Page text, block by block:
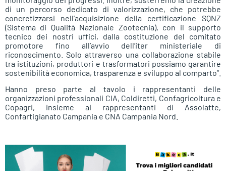
di un percorso dedicato di valorizzazione, che potrebbe
concretizzarsi nell’acquisizione della certificazione SQNZ
(Sistema di Qualità Nazionale Zootecnia), con il supporto
tecnico dei nostri uffici, dalla costituzione del comitato
promotore fino all’avvio dell’iter ministeriale di
riconoscimento. Solo attraverso una collaborazione stabile
tra istituzioni, produttori e trasformatori possiamo garantire
sostenibilità economica, trasparenza e sviluppo al comparto”.
Hanno preso parte al tavolo i rappresentanti delle
organizzazioni professionali CIA, Coldiretti, Confagricoltura e
Copagri, insieme ai rappresentanti di Assolatte,
Confartigianato Campania e CNA Campania Nord.